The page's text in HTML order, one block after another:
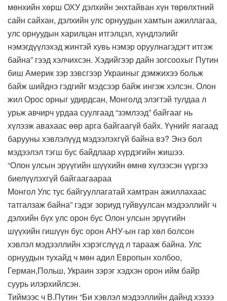
мөнхийн хөрш ОХУ дэлхийн энхтайван хүн төрөлхтний
сайн сайхан, дэлхийн улс орнуудын хамтын ажиллагаа,
улс орнуудын харилцан итгэлцэл, хүндлэлийг
нэмэгдүүлэхэд жинтэй хувь нэмэр оруулнагэдэгт итгэж
байна” гээд хэлчихсэн. Хэдийгээр дайн зогсоохыг Путин
биш Америк зэр зэвсгээр Украиныг дэмжихээ больж
байж шийднэ гэдгийг мэдсээр байж ингэж хэлсэн. Олон
жил Орос орныг удирдсан, Монголд элэгтэй тулдаа л
урьж авчирч урдаа суулгаад “зэмлээд” байгааг нь
хүлээж авахаас өөр арга байгаагүй байх. Үүнийг яагаад
барууны хэвлэлүүд мэдээлэхгүй байна вэ? Энэ бол
мэдээлэл тэгш бус байдлаар хүрдэгийн жишээ.
“Олон улсын эрүүгийн шүүхийн өмнө хүлээсэн үүргээ
биелүүлэхгүй байгаагаараа
Монгол Улс тус байгууллагатай хамтран ажиллахаас
татгалзаж байна” гэдэг зориуд гуйвуулсан мэдээллийг ч
дэлхийн бүх улс орон бус Олон улсын эрүүгийн
шүүхийн гишүүн бус орон АНУ-ын гар хөл болсон
хэвлэл мэдээллийн хэрэгслүүд л тарааж байна. Улс
орнуудын тухайд ч мөн адил Европын холбоо,
Герман,Польш, Украин зэрэг хэдхэн орон ийм байр
суурь илэрхийлсэн.
Тиймээс ч В.Путин “Би хэвлэл мэдээллийн дайнд хэзээ